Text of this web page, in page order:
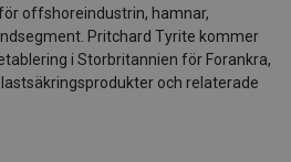
offshoreindustrin, hamnar,
Pritchard Tyrite kommer
i Storbritannien för Forankra,
och relaterade